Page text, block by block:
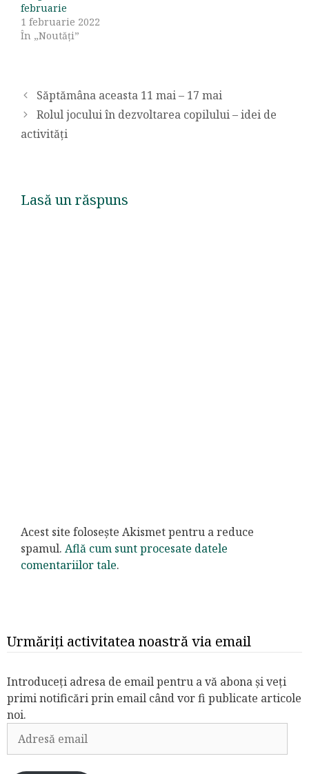
februarie
1 februarie 2022
În „Noutăți”
Săptămâna aceasta 11 mai – 17 mai
Rolul jocului în dezvoltarea copilului – idei de
activități
Lasă un răspuns
Acest site folosește Akismet pentru a reduce
spamul. Află cum sunt procesate datele
comentariilor tale.
Urmăriți activitatea noastră via email
Introduceți adresa de email pentru a vă abona și veți
primi notificări prin email când vor fi publicate articole
noi.
Adresă
email